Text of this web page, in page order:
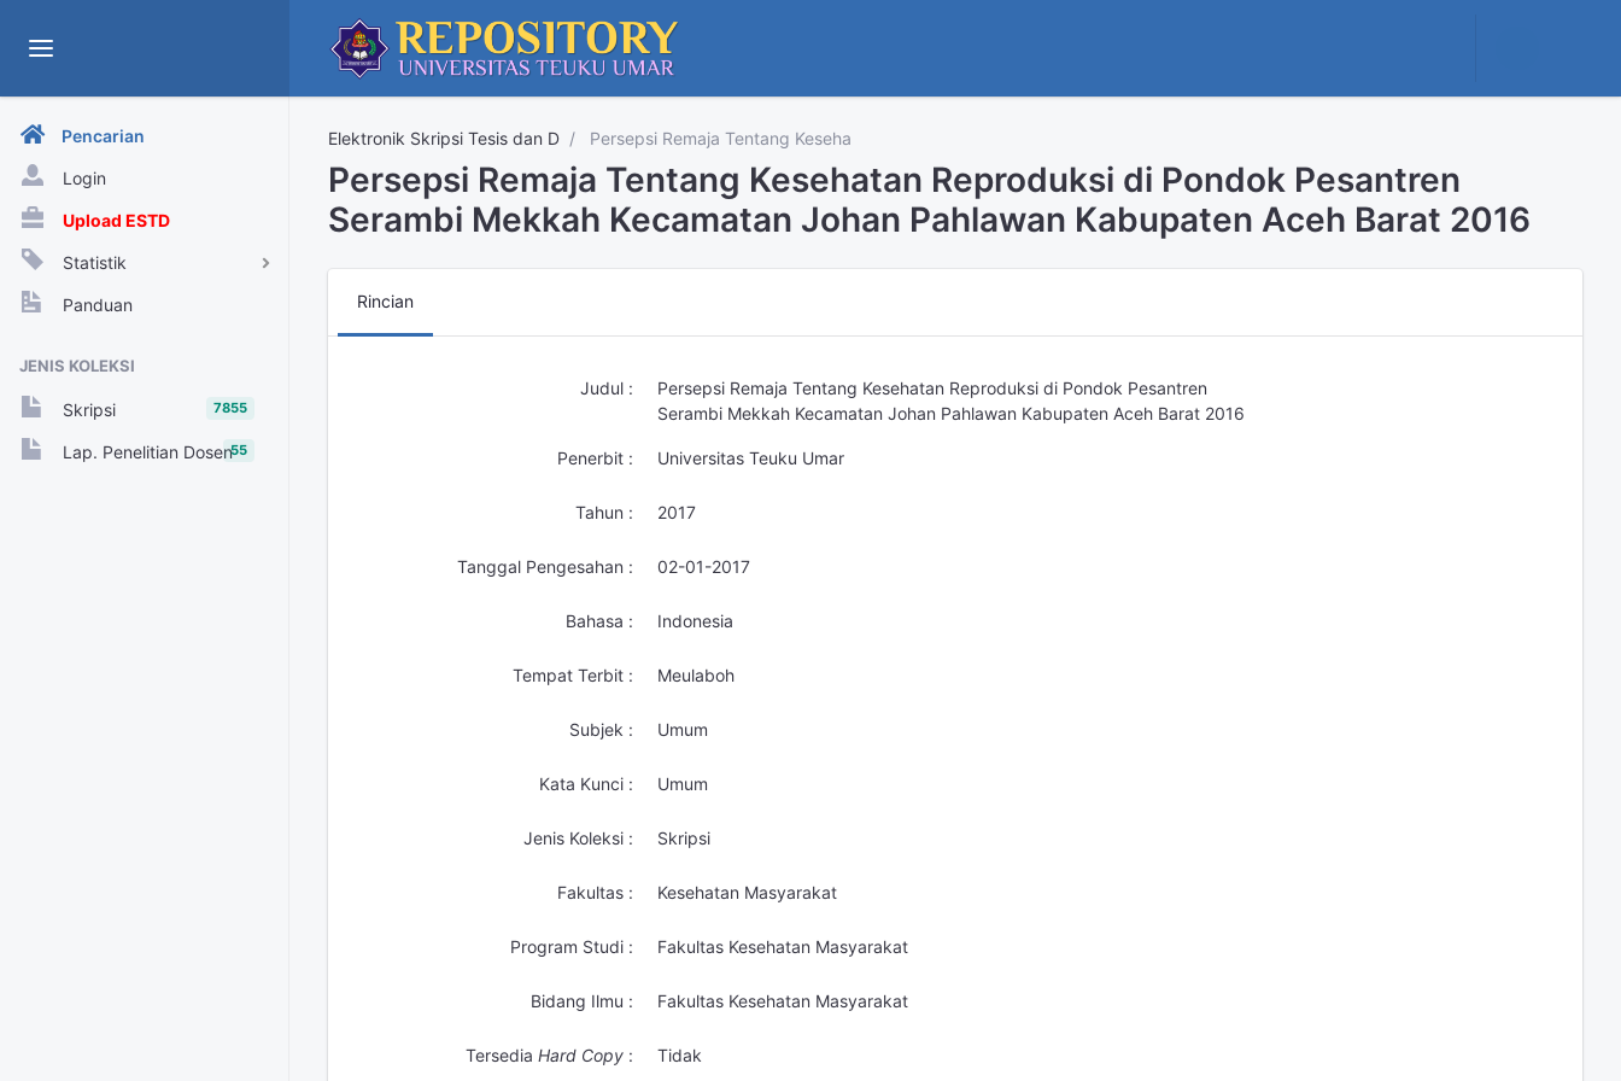
Pencarian
Login
Upload ESTD
Statistik
View Harian
Rekap View Bulanan
Rekap View Harian
Panduan
JENIS KOLEKSI
Skripsi 7855
Lap. Penelitian Dosen55
Elektronik Skripsi Tesis dan D Persepsi Remaja Tentang Keseha
Persepsi Remaja Tentang Kesehatan Reproduksi di Pondok Pesantren
Serambi Mekkah Kecamatan Johan Pahlawan Kabupaten Aceh Barat 2016
Rincian
Judul :
Persepsi Remaja Tentang Kesehatan Reproduksi di Pondok Pesantren
Serambi Mekkah Kecamatan Johan Pahlawan Kabupaten Aceh Barat 2016
Penerbit : Universitas Teuku Umar
Tahun : 2017
Tanggal Pengesahan : 02-01-2017
Bahasa : Indonesia
Tempat Terbit : Meulaboh
Subjek : Umum
Kata Kunci : Umum
Jenis Koleksi : Skripsi
Fakultas : Kesehatan Masyarakat
Program Studi : Fakultas Kesehatan Masyarakat
Bidang Ilmu : Fakultas Kesehatan Masyarakat
Tersedia Hard Copy : Tidak